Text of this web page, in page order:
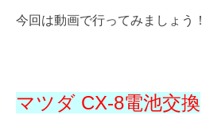
今回は動画で行ってみましょう！
マツダ CX-8電池交換